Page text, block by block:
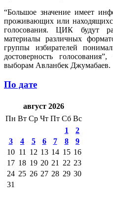
“Большое значение имеет
проживающих или
голосования. ЦИК будут
материалы различных
группы избирателей
достоверность
выборам Авланбек Джумабаев.
По дате
август 2026
Пн Вт Ср Чт Пт Сб Вс
1
2
3
4 5 6 7 8
9
10 11 12 13 14 15 16
17 18 19 20 21 22 23
24 25 26 27 28 29 30
31